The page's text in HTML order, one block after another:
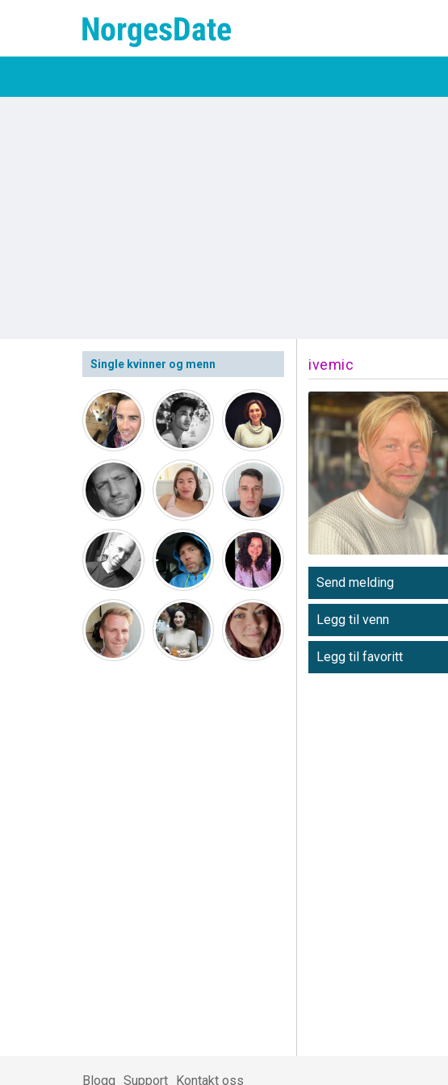
Single kvinner og menn ivemic
Send melding
Legg til venn
Legg til favoritt
Blogg Support Kontakt oss